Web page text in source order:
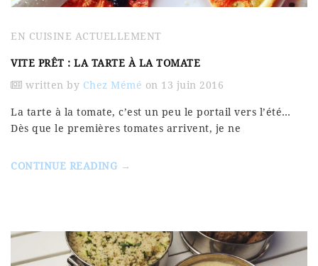
EN CUISINE ACTUELLEMENT
VITE PRÊT : LA TARTE À LA TOMATE
written by Chez Mémé on 13 juin 2016
La tarte à la tomate, c’est un peu le portail vers l’été…
Dès que le premières tomates arrivent, je ne
CONTINUE READING →